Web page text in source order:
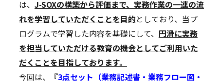
は、 J-SOXの構築から評価まで、実務作業の一連の流
れを学習していただくことを目的としており、当プ
ログラムで学習した内容を基礎にして、 円滑に実務
を担当していただける教育の機会としてご利用いた
だくことを目指しております。
今回は、『3点セット（業務記述書・業務フロー図・